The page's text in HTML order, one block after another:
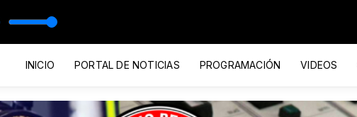
INICIO PORTAL DE NOTICIAS PROGRAMACIÓN VIDEOS